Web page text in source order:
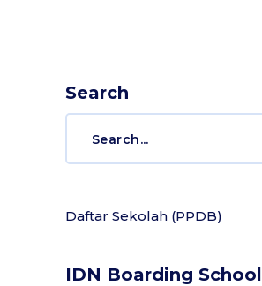
Search
Daftar Sekolah (PPDB)
IDN Boarding School